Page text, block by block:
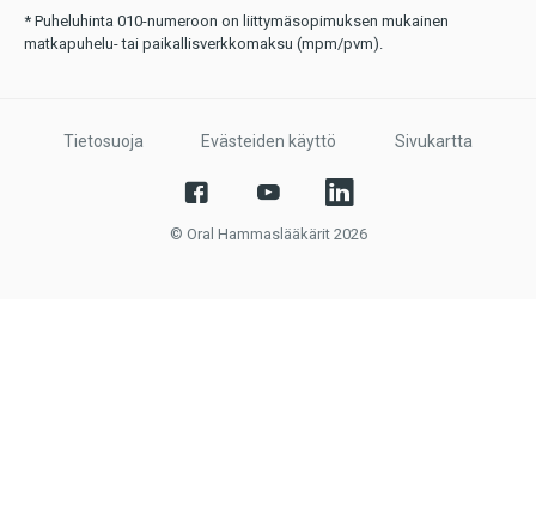
* Puheluhinta 010-numeroon on liittymäsopimuksen mukainen
matkapuhelu- tai paikallisverkkomaksu (mpm/pvm).
Tietosuoja Evästeiden käyttö Sivukartta
© Oral Hammaslääkärit 2026